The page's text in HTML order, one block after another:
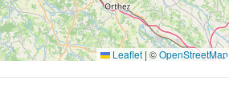
Leaflet | ©OpenStreetMap